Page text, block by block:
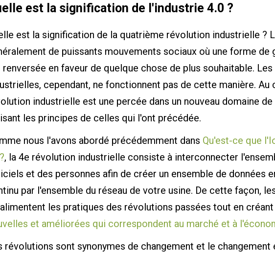
est la signification de l'industrie 4.0 ?
est la signification de la quatrième révolution industrielle ?
de puissants mouvements sociaux où une forme de
renversée en faveur de quelque chose de plus souhaitable.
cependant, ne fonctionnent pas de cette manière. Au
industrielle est une percée dans un nouveau domaine
les principes de celles qui l'ont précédée.
nous l'avons abordé précédemment dans Qu'est-ce que
, la 4e révolution industrielle consiste à interconnecter
et des personnes afin de créer un ensemble de données
par l'ensemble du réseau de votre usine. De cette façon,
les pratiques des révolutions passées tout en créant
et améliorées qui correspondent au marché et à
révolutions sont synonymes de changement et le changement